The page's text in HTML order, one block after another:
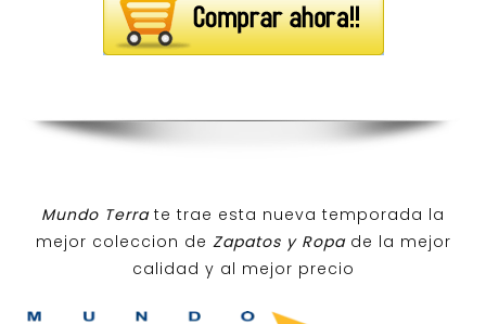
Mundo Terra te trae esta nueva temporada la
mejor coleccion de Zapatos y Ropa de la mejor
calidad y al mejor precio